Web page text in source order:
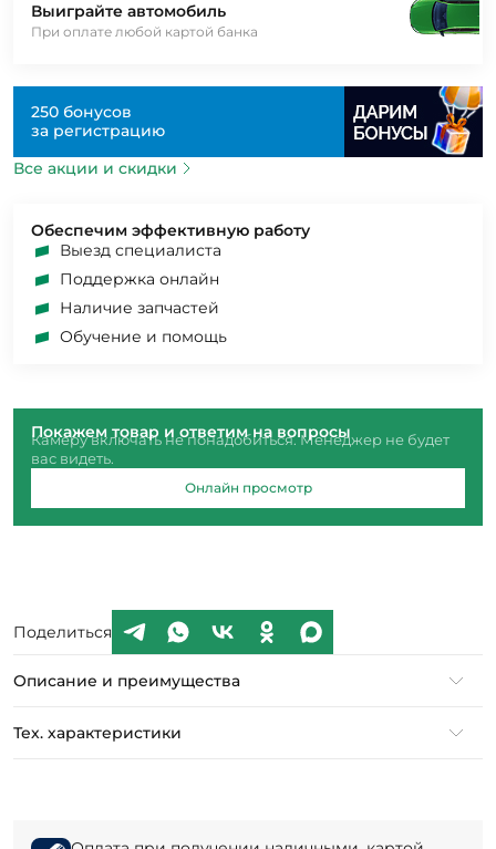
Выиграйте автомобиль
При оплате любой картой банка
250 бонусов
за регистрацию
Все акции и скидки
Обеспечим эффективную работу
Выезд специалиста
Поддержка онлайн
Наличие запчастей
Обучение и помощь
Покажем товар и ответим на вопросы
Камеру включать не понадобиться. Менеджер не будет
вас видеть.
Онлайн просмотр
Поделиться
Описание и преимущества
Тех. характеристики